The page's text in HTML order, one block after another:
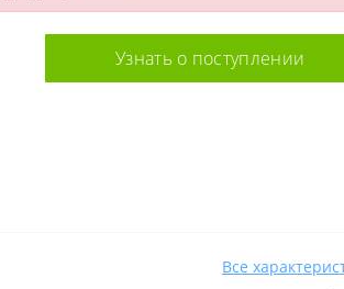
Узнать о поступлении
Все